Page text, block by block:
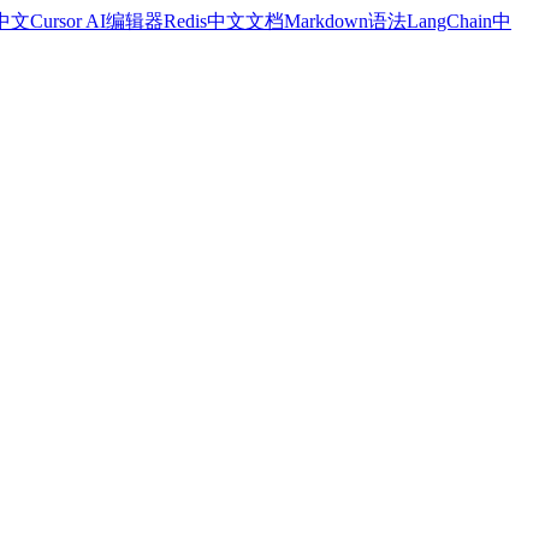
文Cursor AI编辑器Redis中文文档Markdown语法LangChain中